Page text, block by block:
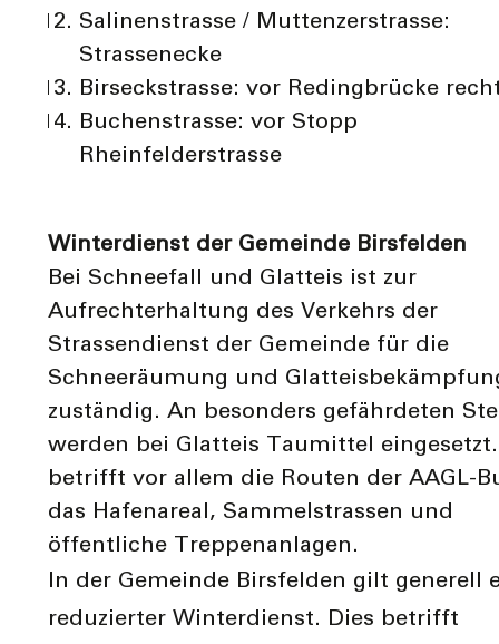
Salinenstrasse / Muttenzerstrasse:
Strassenecke
Birseckstrasse: vor Redingbrücke
Buchenstrasse: vor Stopp
Rheinfelderstrasse
Winterdienst der Gemeinde Birsfelden
Bei Schneefall und Glatteis ist zur
Aufrechterhaltung des Verkehrs der
Strassendienst der Gemeinde für die
Schneeräumung und
zuständig. An besonders gefährdeten
werden bei Glatteis Taumittel
betrifft vor allem die Routen der AAGL-
das Hafenareal, Sammelstrassen und
öffentliche Treppenanlagen.
In der Gemeinde Birsfelden gilt generell
reduzierter Winterdienst. Dies betrifft